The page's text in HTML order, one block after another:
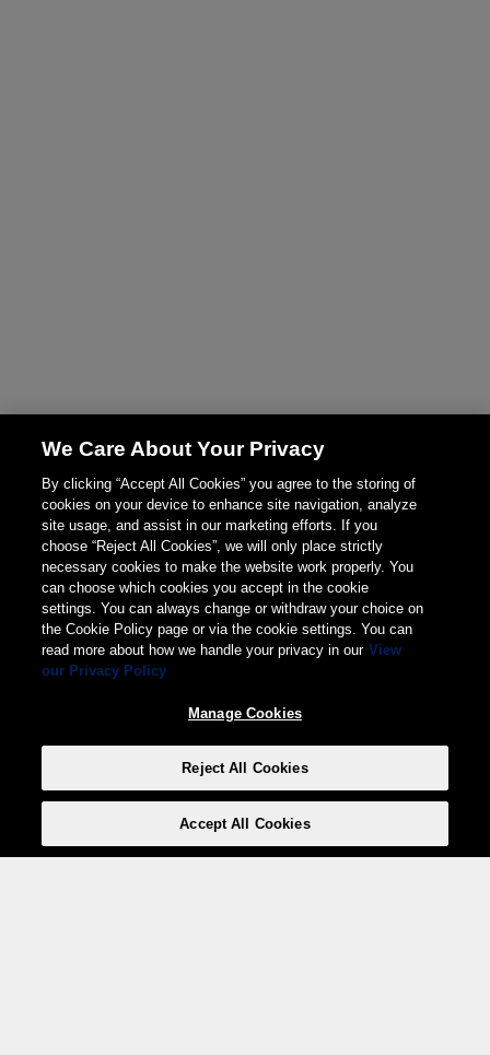
We Care About Your Privacy
By clicking “Accept All Cookies” you agree to the storing of
cookies on your device to enhance site navigation, analyze
site usage, and assist in our marketing efforts. If you
choose “Reject All Cookies”, we will only place strictly
necessary cookies to make the website work properly. You
can choose which cookies you accept in the cookie
settings. You can always change or withdraw your choice on
the Cookie Policy page or via the cookie settings. You can
read more about how we handle your privacy in our View
our Privacy Policy
Manage Cookies
Reject All Cookies
Accept All Cookies